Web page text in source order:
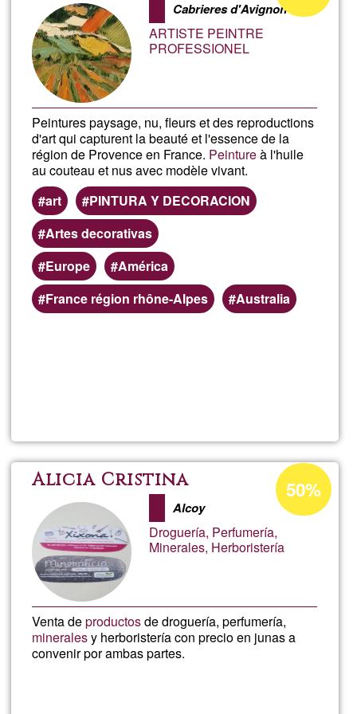
Cabrieres d'Avignon
ARTISTE PEINTRE
PROFESSIONEL
Peintures paysage, nu, fleurs et des reproductions
d'art qui capturent la beauté et l'essence de la
région de Provence en France. Peintureà l'huile
au couteau et nus avec modèle vivant.
art
PINTURA Y DECORACION
Artes decorativas
Europe
América
France région rhône-Alpes
Australia
accettazione
FOCSA
Alicia Cristina
Alcoy
Droguería, Perfumería,
Minerales, Herboristería
Venta deproductosde droguería, perfumería,
mineralesy herboristería con precio en junas a
convenir por ambas partes.
Percentuale
di
accettazione
del
50%